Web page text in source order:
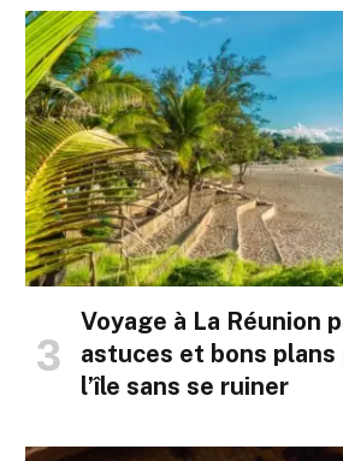
Voyage à La Réunion
astuces et bons
l’île sans se ruiner